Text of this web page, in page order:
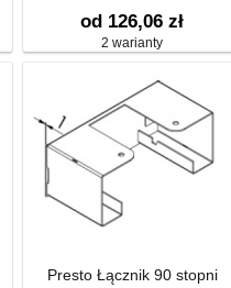
od 126,06 zł
2 warianty
Presto Łącznik 90 stopni